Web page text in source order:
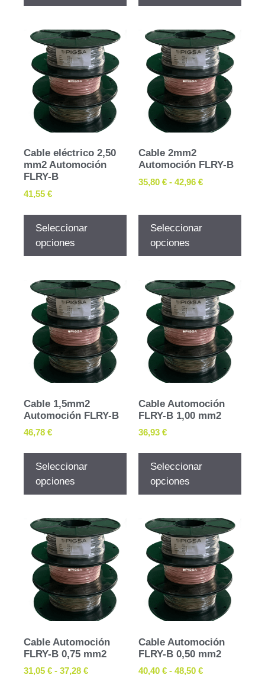
Cable eléctrico 2,50
mm2 Automoción
FLRY-B
41,55 €
Seleccionar
opciones
Cable 2mm2
Automoción FLRY-B
35,80 € - 42,96 €
Seleccionar
opciones
Cable 1,5mm2
Automoción FLRY-B
46,78 €
Seleccionar
opciones
Cable Automoción
FLRY-B 1,00 mm2
36,93 €
Seleccionar
opciones
Cable Automoción
FLRY-B 0,75 mm2
31,05 € - 37,28 €
Cable Automoción
FLRY-B 0,50 mm2
40,40 € - 48,50 €